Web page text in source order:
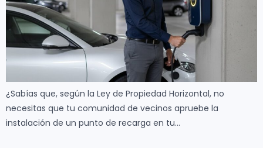
¿Sabías que, según la Ley de Propiedad Horizontal, no
necesitas que tu comunidad de vecinos apruebe la
instalación de un punto de recarga en tu…